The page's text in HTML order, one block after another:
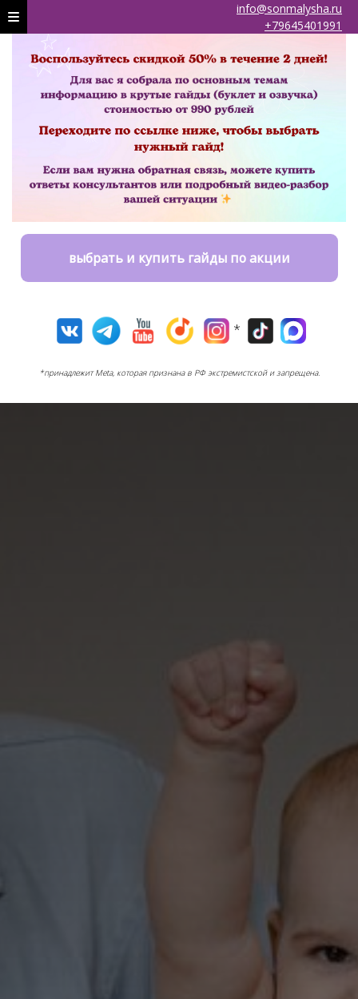
info@sonmalysha.ru
+79645401991
выбрать и купить гайды по акции
*
*принадлежит Meta, которая признана в РФ экстремистской и запрещена.